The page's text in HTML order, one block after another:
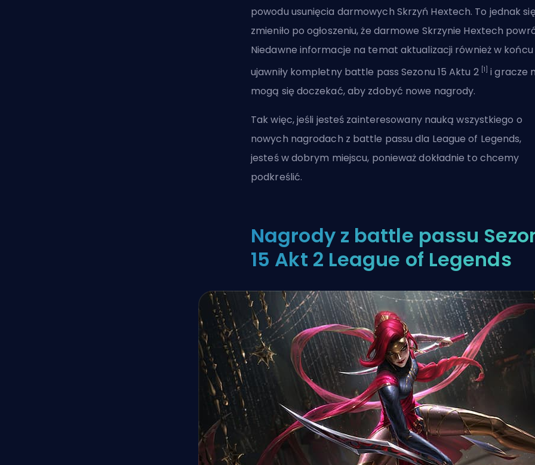
powodu usunięcia darmowych Skrzyń Hextech. To jednak
zmieniło po ogłoszeniu, że darmowe Skrzynie Hextech
Niedawne informacje na temat aktualizacji również w końcu
ujawniły kompletny battle pass Sezonu 15 Aktu 2 [1] i gracze
mogą się doczekać, aby zdobyć nowe nagrody.
Tak więc, jeśli jesteś zainteresowany nauką wszystkiego o
nowych nagrodach z battle passu dla League of Legends,
jesteś w dobrym miejscu, ponieważ dokładnie to chcemy
podkreślić.
Nagrody z battle passu
15 Akt 2 League of Legends